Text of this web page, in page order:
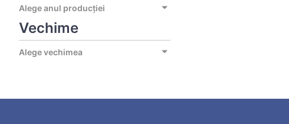
Alege anul producției
Vechime
Alege vechimea